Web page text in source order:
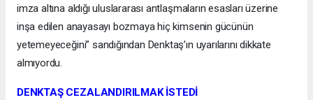
imza altına aldığı uluslararası antlaşmaların esasları üzerine
inşa edilen anayasayı bozmaya hiç kimsenin gücünün
yetemeyeceğini” sandığından Denktaş’ın uyarılarını dikkate
almıyordu.
DENKTAŞ CEZALANDIRILMAK İSTEDİ